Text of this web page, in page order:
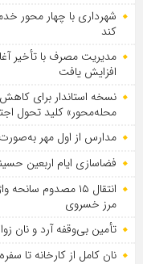
شهرداری با چهار محور
کند
مدیریت مصرف با تأخیر
افزایش یافت
نسخه استاندار برای
محله‌محور» کلید تحول
مدارس از اول مهر
فضاسازی ایام اربعین
انتقال ۱۵ مصدوم
مرز خسروی
تأمین بی‌وقفه آرد و نان
نان کامل از کارخانه تا